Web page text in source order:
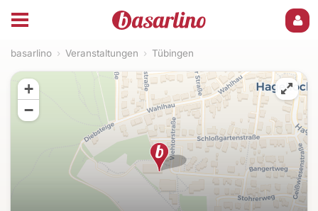
basarlino › Veranstaltungen › Tübingen
+
−